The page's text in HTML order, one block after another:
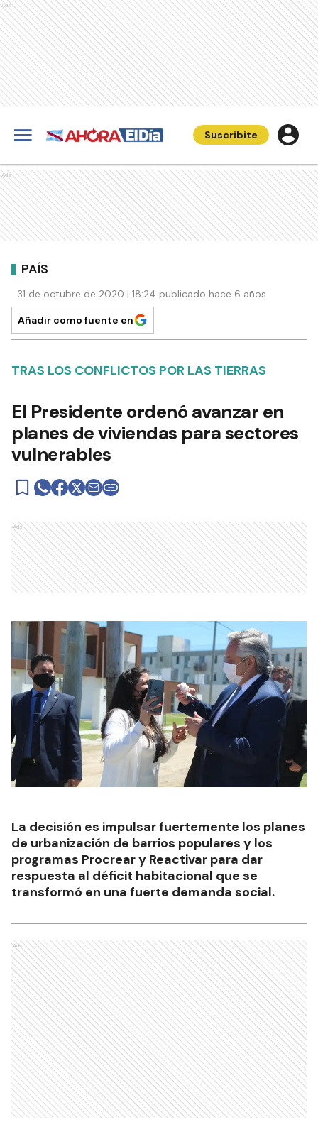
Ads
Suscribite
Ads
PAÍS
31 de octubre de 2020 | 18:24 publicado hace 6 años
Añadir como fuente en
TRAS LOS CONFLICTOS POR LAS TIERRAS
El Presidente ordenó avanzar en
planes de viviendas para sectores
vulnerables
Ads
La decisión es impulsar fuertemente los planes
de urbanización de barrios populares y los
programas Procrear y Reactivar para dar
respuesta al déficit habitacional que se
transformó en una fuerte demanda social.
Ads